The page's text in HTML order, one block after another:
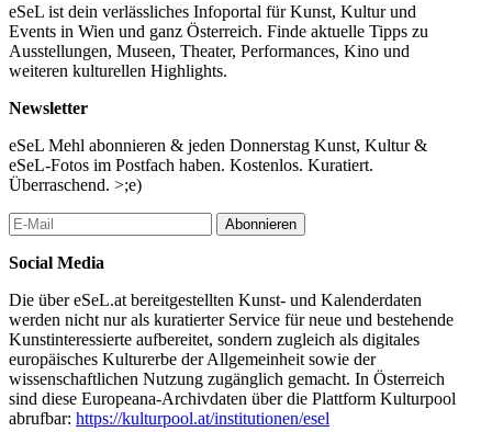
eSeL ist dein verlässliches Infoportal für Kunst, Kultur und
Events in Wien und ganz Österreich. Finde aktuelle Tipps zu
Ausstellungen, Museen, Theater, Performances, Kino und
weiteren kulturellen Highlights.
Newsletter
eSeL Mehl abonnieren & jeden Donnerstag Kunst, Kultur &
eSeL-Fotos im Postfach haben. Kostenlos. Kuratiert.
Überraschend. >;e)
Abonnieren
Social Media
Die über eSeL.at bereitgestellten Kunst- und Kalenderdaten
werden nicht nur als kuratierter Service für neue und bestehende
Kunstinteressierte aufbereitet, sondern zugleich als digitales
europäisches Kulturerbe der Allgemeinheit sowie der
wissenschaftlichen Nutzung zugänglich gemacht. In Österreich
sind diese Europeana-Archivdaten über die Plattform Kulturpool
abrufbar: https://kulturpool.at/institutionen/esel